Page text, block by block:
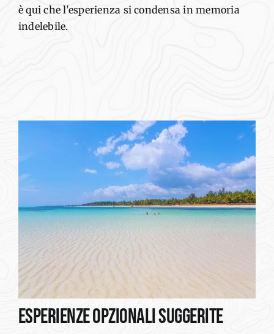
è qui che l'esperienza si condensa in memoria
indelebile.
ESPERIENZE OPZIONALI SUGGERITE